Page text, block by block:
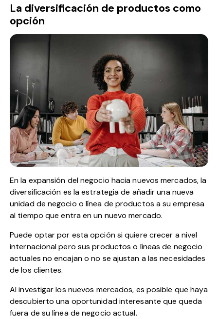
La diversificación de productos como
opción
En la expansión del negocio hacia nuevos mercados, la
diversificación es la estrategia de añadir una nueva
unidad de negocio o línea de productos a su empresa
al tiempo que entra en un nuevo mercado.
Puede optar por esta opción si quiere crecer a nivel
internacional pero sus productos o líneas de negocio
actuales no encajan o no se ajustan a las necesidades
de los clientes.
Al investigar los nuevos mercados, es posible que haya
descubierto una oportunidad interesante que queda
fuera de su línea de negocio actual.